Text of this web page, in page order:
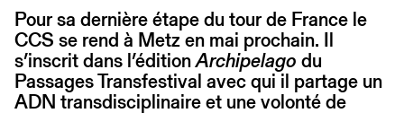
Pour sa dernière étape du tour de France le
CCS se rend à Metz en mai prochain. Il
s’inscrit dans l’éditionArchipelago du
Passages Transfestival avec qui il partage un
ADN transdisciplinaire et une volonté de